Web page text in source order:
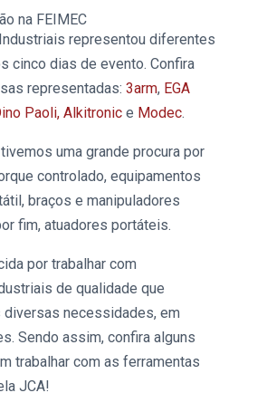
na FEIMEC
representou diferentes
cinco dias de evento. Confira
representadas: 3arm, EGA
Paoli, Alkitronice Modec.
uma grande procura por
controlado, equipamentos
braços e manipuladores
fim, atuadores portáteis.
por trabalhar com
de qualidade que
diversas necessidades, em
Sendo assim, confira alguns
trabalhar com as ferramentas
JCA!